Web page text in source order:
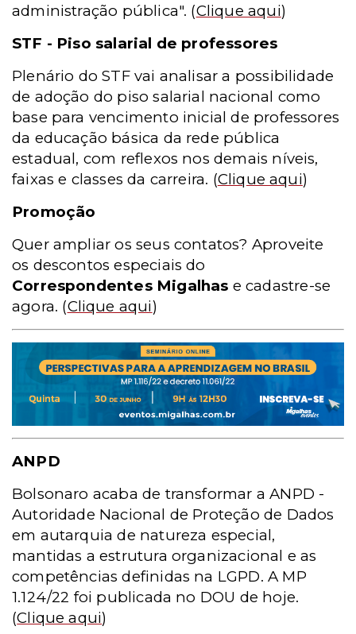
administração pública". (Clique aqui)
STF - Piso salarial de professores
Plenário do STF vai analisar a possibilidade
de adoção do piso salarial nacional como
base para vencimento inicial de professores
da educação básica da rede pública
estadual, com reflexos nos demais níveis,
faixas e classes da carreira. (Clique aqui)
Promoção
Quer ampliar os seus contatos? Aproveite
os descontos especiais do
Correspondentes Migalhas e cadastre-se
agora. (Clique aqui)
ANPD
Bolsonaro acaba de transformar a ANPD -
Autoridade Nacional de Proteção de Dados
em autarquia de natureza especial,
mantidas a estrutura organizacional e as
competências definidas na LGPD. A MP
1.124/22 foi publicada no DOU de hoje.
(Clique aqui)